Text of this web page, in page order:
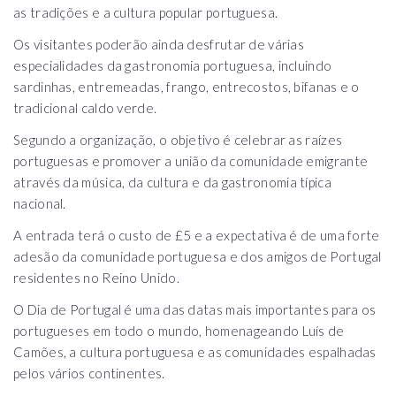
as tradições e a cultura popular portuguesa.
Os visitantes poderão ainda desfrutar de várias
especialidades da gastronomia portuguesa, incluindo
sardinhas, entremeadas, frango, entrecostos, bifanas e o
tradicional caldo verde.
Segundo a organização, o objetivo é celebrar as raízes
portuguesas e promover a união da comunidade emigrante
através da música, da cultura e da gastronomia típica
nacional.
A entrada terá o custo de £5 e a expectativa é de uma forte
adesão da comunidade portuguesa e dos amigos de Portugal
residentes no Reino Unido.
O Dia de Portugal é uma das datas mais importantes para os
portugueses em todo o mundo, homenageando Luís de
Camões, a cultura portuguesa e as comunidades espalhadas
pelos vários continentes.